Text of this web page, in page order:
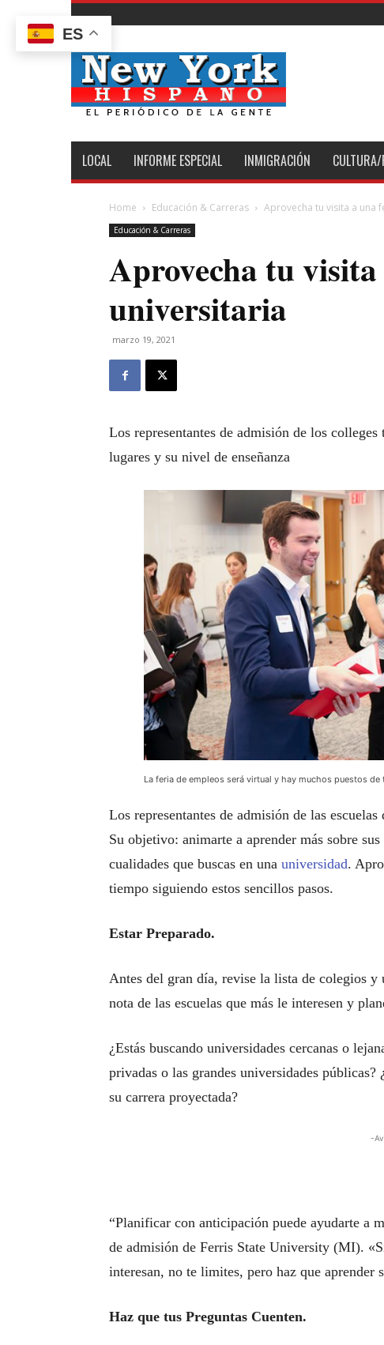
New
York
Hispano
LOCAL INFORME ESPECIAL INMIGRACIÓN
Home Educación & Carreras Aprovecha tu visita a una
Educación & Carreras
Aprovecha tu
universitaria
marzo 19, 2021
Los representantes de admisión de los
lugares y su nivel de enseñanza
La feria de empleos será virtual y hay muchos puestos de
Los representantes de admisión de las
Su objetivo: animarte a aprender más sobre
cualidades que buscas en una universidad.
tiempo siguiendo estos sencillos pasos.
Estar Preparado.
Antes del gran día, revise la lista de colegios y
nota de las escuelas que más le interesen y
¿Estás buscando universidades cercanas o
privadas o las grandes universidades
su carrera proyectada?
-
“Planificar con anticipación puede ayudarte a
de admisión de Ferris State University (MI).
interesan, no te limites, pero haz que aprender
Haz que tus Preguntas Cuenten.
ES